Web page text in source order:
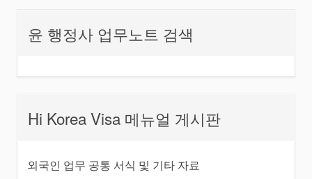
윤 행정사 업무노트 검색
Hi Korea Visa 메뉴얼 게시판
외국인 업무 공통 서식 및 기타 자료